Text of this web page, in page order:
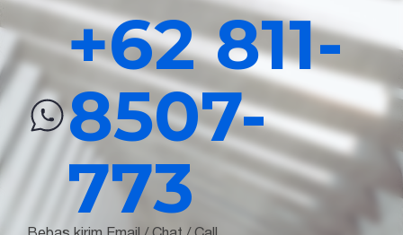
+62 811-
8507-
773